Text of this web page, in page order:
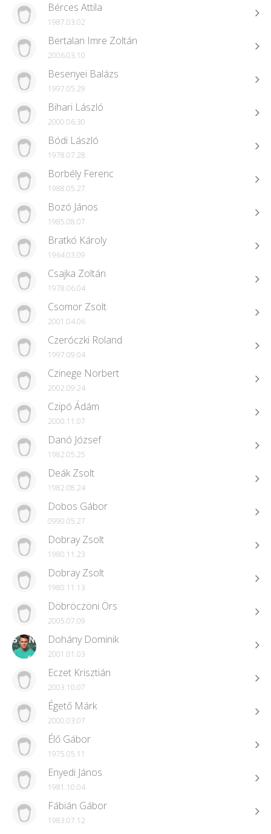
Bérces Attila
1987.03.02
Bertalan Imre Zoltán
2006.03.10
Besenyei Balázs
1997.05.29
Bihari László
2000.06.30
Bódi László
1978.07.28
Borbély Ferenc
1988.05.27
Bozó János
1985.08.07
Bratkó Károly
1964.03.09
Csajka Zoltán
1978.06.04
Csomor Zsolt
2001.04.06
Czeróczki Roland
1997.09.04
Czinege Norbert
2002.09.24
Czipó Ádám
2000.11.07
Danó József
1982.05.25
Deák Zsolt
1982.08.24
Dobos Gábor
0990.05.27
Dobray Zsolt
1980.11.23
Dobray Zsolt
1980.11.13
Döbröczöni Örs
2005.07.09
Dohány Dominik
2001.01.03
Eczet Krisztián
2003.10.07
Égető Márk
2000.03.07
Élő Gábor
1975.05.11
Enyedi János
1981.10.04
Fábián Gábor
1983.07.12